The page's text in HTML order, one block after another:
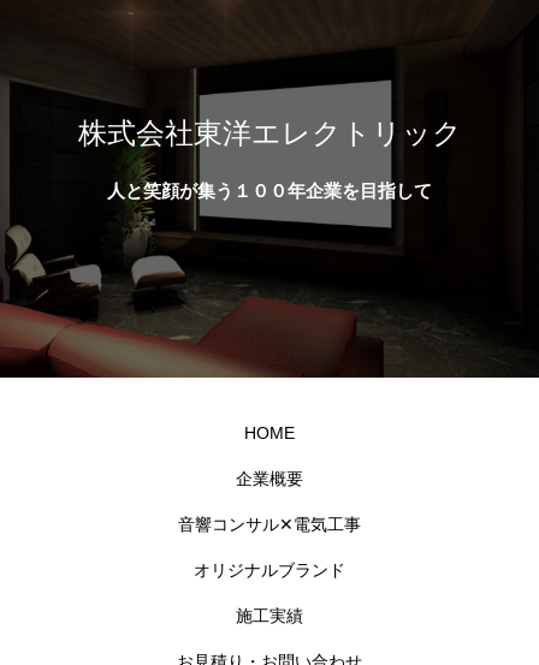
株式会社東洋エレクトリック
人と笑顔が集う１００年企業を目指して
HOME
企業概要
音響コンサル✕電気工事
オリジナルブランド
施工実績
お見積り・お問い合わせ